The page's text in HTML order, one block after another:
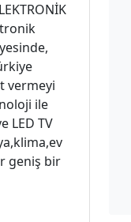
vermeyi
ile
LED TV
geniş bir